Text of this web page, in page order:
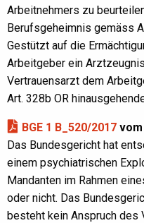
Arbeitnehmers zu
Berufsgeheimnis gemäss
Gestützt auf die
Arbeitgeber ein
Vertrauensarzt dem
Art. 328b OR
BGE 1 B_520/2017vom
Das Bundesgericht hat
einem psychiatrischen
Mandanten im Rahmen
oder nicht. Das
besteht kein Anspruch des